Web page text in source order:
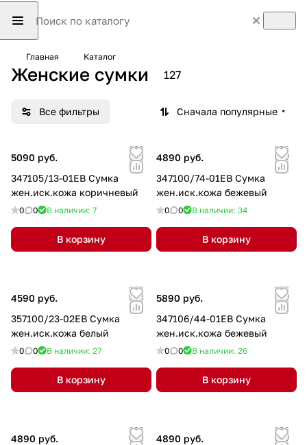
Главная Каталог
Женские сумки 127
Все фильтры Сначала популярные
5090 руб.
347105/13-01EB Сумка
жен.иск.кожа коричневый
0 0 В наличии: 7
В корзину
4890 руб.
347100/74-01EB Сумка
жен.иск.кожа бежевый
0 0 В наличии: 34
В корзину
4590 руб.
357100/23-02EB Сумка
жен.иск.кожа белый
0 0 В наличии: 27
В корзину
5890 руб.
347106/44-01EB Сумка
жен.иск.кожа бежевый
0 0 В наличии: 26
В корзину
4890 руб.
4890 руб.